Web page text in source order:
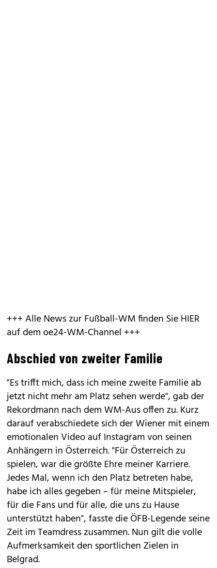
+++ Alle News zur Fußball-WM finden Sie HIER
auf dem oe24-WM-Channel +++
Abschied von zweiter Familie
"Es trifft mich, dass ich meine zweite Familie ab
jetzt nicht mehr am Platz sehen werde", gab der
Rekordmann nach dem WM-Aus offen zu. Kurz
darauf verabschiedete sich der Wiener mit einem
emotionalen Video auf Instagram von seinen
Anhängern in Österreich. "Für Österreich zu
spielen, war die größte Ehre meiner Karriere.
Jedes Mal, wenn ich den Platz betreten habe,
habe ich alles gegeben – für meine Mitspieler,
für die Fans und für alle, die uns zu Hause
unterstützt haben", fasste die ÖFB-Legende seine
Zeit im Teamdress zusammen. Nun gilt die volle
Aufmerksamkeit den sportlichen Zielen in
Belgrad.